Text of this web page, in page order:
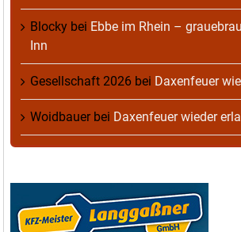
Blocky bei Ebbe im Rhein –
Inn
Gesellschaft 2026 bei Daxenfeuer
Woidbauerbei Daxenfeuer wieder